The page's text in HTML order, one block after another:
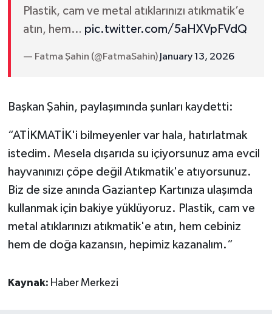
Plastik, cam ve metal atıklarınızı atıkmatik’e
atın, hem… pic.twitter.com/5aHXVpFVdQ
— Fatma Şahin (@FatmaSahin) January 13, 2026
Başkan Şahin, paylaşımında şunları kaydetti:
“ATİKMATİK'i bilmeyenler var hala, hatırlatmak
istedim. Mesela dışarıda su içiyorsunuz ama evcil
hayvanınızı çöpe değil Atıkmatik'e atıyorsunuz.
Biz de size anında Gaziantep Kartınıza ulaşımda
kullanmak için bakiye yüklüyoruz. Plastik, cam ve
metal atıklarınızı atıkmatik'e atın, hem cebiniz
hem de doğa kazansın, hepimiz kazanalım.“
Kaynak: Haber Merkezi